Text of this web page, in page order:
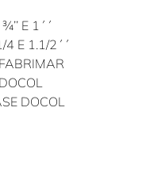
E 1´´
4 E 1.1/2´´
DOCOL